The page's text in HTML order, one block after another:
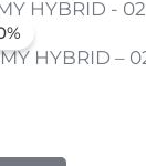
HYBRID –